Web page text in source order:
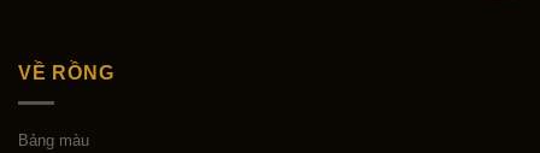
VỀ RỒNG
Bảng màu